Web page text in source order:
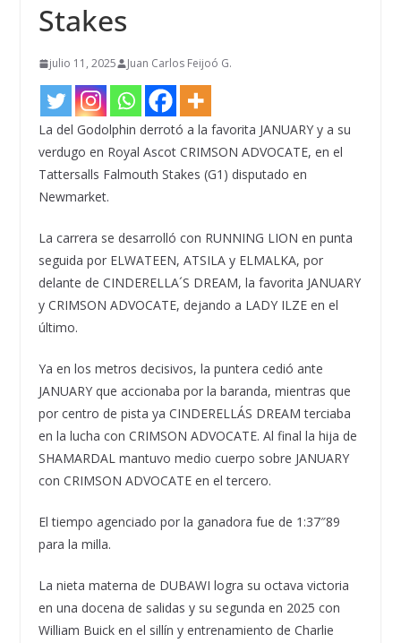
Stakes
julio 11, 2025 Juan Carlos Feijoó G.
La del Godolphin derrotó a la favorita JANUARY y a su
verdugo en Royal Ascot CRIMSON ADVOCATE, en el
Tattersalls Falmouth Stakes (G1) disputado en
Newmarket.
La carrera se desarrolló con RUNNING LION en punta
seguida por ELWATEEN, ATSILA y ELMALKA, por
delante de CINDERELLA´S DREAM, la favorita JANUARY
y CRIMSON ADVOCATE, dejando a LADY ILZE en el
último.
Ya en los metros decisivos, la puntera cedió ante
JANUARY que accionaba por la baranda, mientras que
por centro de pista ya CINDERELLÁS DREAM terciaba
en la lucha con CRIMSON ADVOCATE. Al final la hija de
SHAMARDAL mantuvo medio cuerpo sobre JANUARY
con CRIMSON ADVOCATE en el tercero.
El tiempo agenciado por la ganadora fue de 1:37″89
para la milla.
La nieta materna de DUBAWI logra su octava victoria
en una docena de salidas y su segunda en 2025 con
William Buick en el sillín y entrenamiento de Charlie